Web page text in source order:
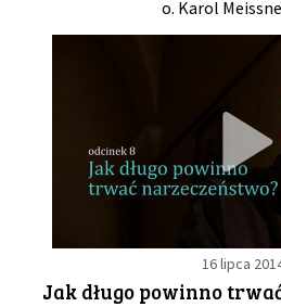
o. Karol
16 lipca
Jak długo powinno